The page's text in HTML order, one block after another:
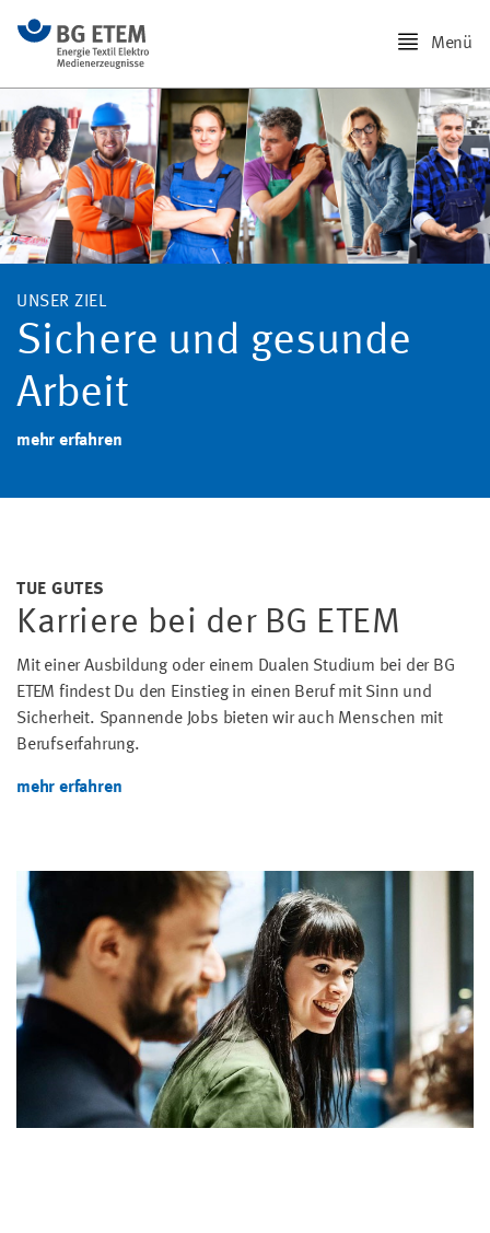
Menü
UNSER ZIEL
Sichere und gesunde
Arbeit
mehr erfahren
TUE GUTES
Karriere bei der BG ETEM
Mit einer Ausbildung oder einem Dualen Studium bei der BG
ETEM findest Du den Einstieg in einen Beruf mit Sinn und
Sicherheit. Spannende Jobs bieten wir auch Menschen mit
Berufserfahrung.
mehr erfahren